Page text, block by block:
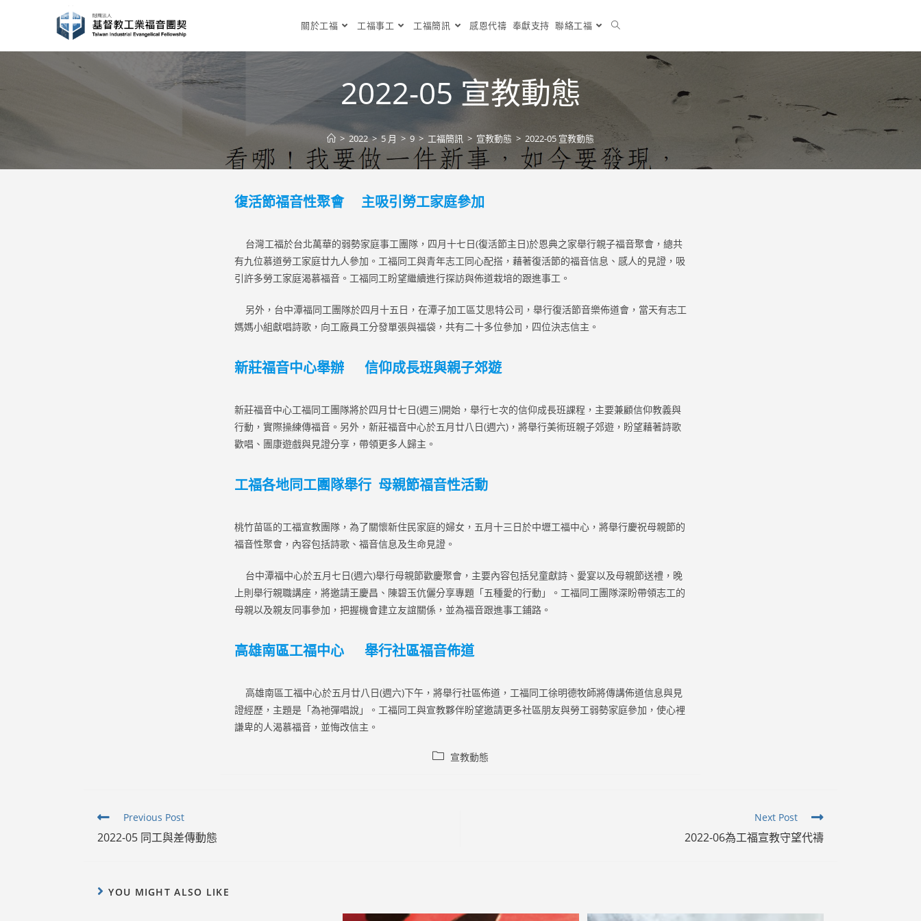
關於工福 工福事工 工福簡訊 感恩代禱 奉獻支持 聯絡工福
2022-05 宣教動態
> 2022 > 5 月 > 9 > 工福簡訊 > 宣教動態 > 2022-05 宣教動態
復活節福音性聚會 主吸引勞工家庭參加
台灣工福於台北萬華的弱勢家庭事工團隊，四月十七日(復活節主日)於恩典之家舉行親子福音聚會，總共
有九位慕道勞工家庭廿九人參加。工福同工與青年志工同心配搭，藉著復活節的福音信息、感人的見證，吸
引許多勞工家庭渴慕福音。工福同工盼望繼續進行探訪與佈道栽培的跟進事工。
另外，台中潭福同工團隊於四月十五日，在潭子加工區艾思特公司，舉行復活節音樂佈道會，當天有志工
媽媽小組獻唱詩歌，向工廠員工分發單張與福袋，共有二十多位參加，四位決志信主。
新莊福音中心舉辦 信仰成長班與親子郊遊
新莊福音中心工福同工團隊將於四月廿七日(週三)開始，舉行七次的信仰成長班課程，主要兼顧信仰教義與
行動，實際操練傳福音。另外，新莊福音中心於五月廿八日(週六)，將舉行美術班親子郊遊，盼望藉著詩歌
歡唱、團康遊戲與見證分享，帶領更多人歸主。
工福各地同工團隊舉行 母親節福音性活動
桃竹苗區的工福宣教團隊，為了關懷新住民家庭的婦女，五月十三日於中壢工福中心，將舉行慶祝母親節的
福音性聚會，內容包括詩歌、福音信息及生命見證。
台中潭福中心於五月七日(週六)舉行母親節歡慶聚會，主要內容包括兒童獻詩、愛宴以及母親節送禮，晚
上則舉行親職講座，將邀請王慶昌、陳碧玉伉儷分享專題「五種愛的行動」。工福同工團隊深盼帶領志工的
母親以及親友同事參加，把握機會建立友誼關係，並為福音跟進事工鋪路。
高雄南區工福中心 舉行社區福音佈道
高雄南區工福中心於五月廿八日(週六)下午，將舉行社區佈道，工福同工徐明德牧師將傳講佈道信息與見
證經歷，主題是「為祂彈唱說」。工福同工與宣教夥伴盼望邀請更多社區朋友與勞工弱勢家庭參加，使心裡
謙卑的人渴慕福音，並悔改信主。
Post 宣教動態
Read
articles
Previous Post
2022-05 同工與差傳動態
Next Post
2022-06為工福宣教守望代禱
YOU MIGHT ALSO LIKE